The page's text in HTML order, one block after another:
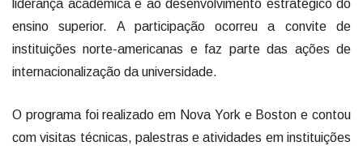
liderança acadêmica e ao desenvolvimento estratégico do
ensino superior. A participação ocorreu a convite de
instituições norte-americanas e faz parte das ações de
internacionalização da universidade.
O programa foi realizado em Nova York e Boston e contou
com visitas técnicas, palestras e atividades em instituições